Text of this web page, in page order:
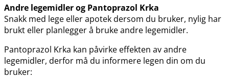
Andre legemidler og Pantoprazol Krka
Snakk med lege eller apotek dersom du bruker, nylig har
brukt eller planlegger å bruke andre legemidler.
Pantoprazol Krka kan påvirke effekten av andre
legemidler, derfor må du informere legen din om du
bruker: